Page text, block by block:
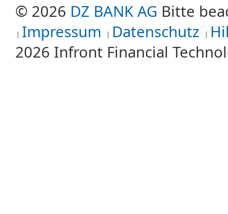
© 2026 DZ BANK AG Bitte
Impressum
Datenschutz
2026 Infront Financial